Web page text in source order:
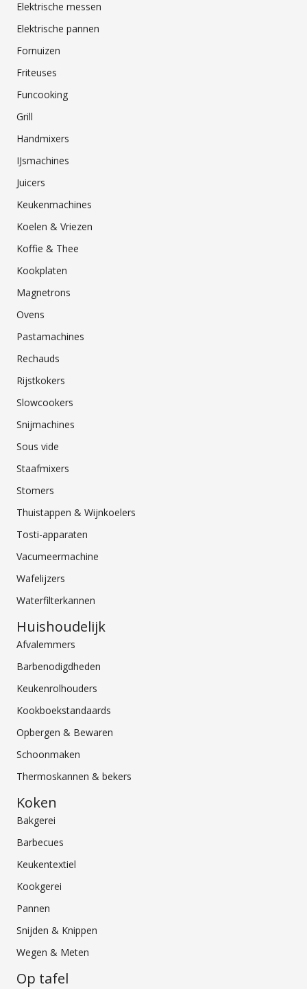
Elektrische messen
Elektrische pannen
Fornuizen
Friteuses
Funcooking
Grill
Handmixers
IJsmachines
Juicers
Keukenmachines
Koelen & Vriezen
Koffie & Thee
Kookplaten
Magnetrons
Ovens
Pastamachines
Rechauds
Rijstkokers
Slowcookers
Snijmachines
Sous vide
Staafmixers
Stomers
Thuistappen & Wijnkoelers
Tosti-apparaten
Vacumeermachine
Wafelijzers
Waterfilterkannen
Huishoudelijk
Afvalemmers
Barbenodigdheden
Keukenrolhouders
Kookboekstandaards
Opbergen & Bewaren
Schoonmaken
Thermoskannen & bekers
Koken
Bakgerei
Barbecues
Keukentextiel
Kookgerei
Pannen
Snijden & Knippen
Wegen & Meten
Op tafel